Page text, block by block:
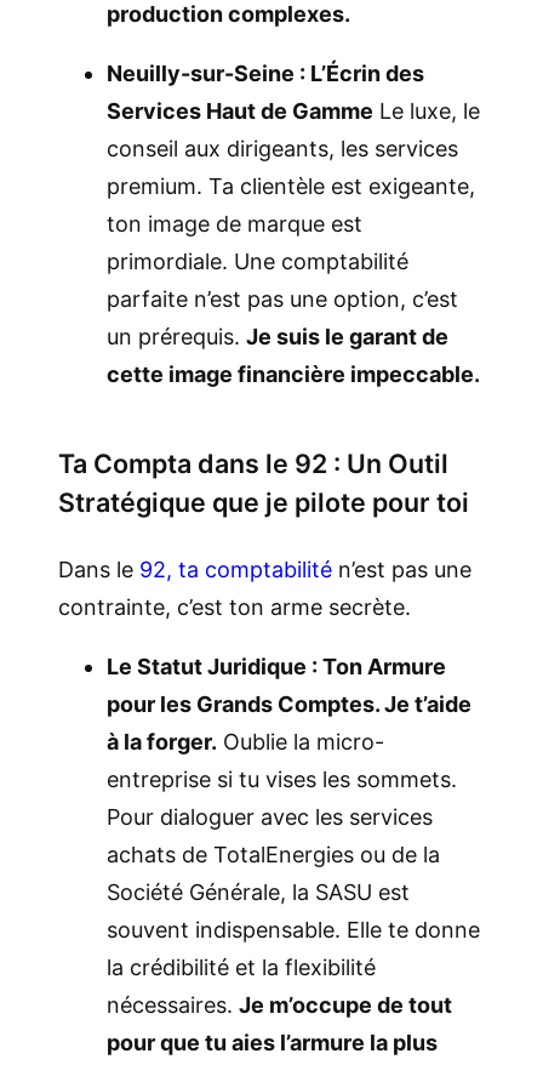
production complexes.
Neuilly-sur-Seine : L’Écrin des
Services Haut de Gamme Le luxe, le
conseil aux dirigeants, les services
premium. Ta clientèle est exigeante,
ton image de marque est
primordiale. Une comptabilité
parfaite n’est pas une option, c’est
un prérequis. Je suis le garant de
cette image financière impeccable.
Ta Compta dans le 92 : Un Outil
Stratégique que je pilote pour toi
Dans le 92, ta comptabilité n’est pas une
contrainte, c’est ton arme secrète.
Le Statut Juridique : Ton Armure
pour les Grands Comptes. Je t’aide
à la forger. Oublie la micro-
entreprise si tu vises les sommets.
Pour dialoguer avec les services
achats de TotalEnergies ou de la
Société Générale, la SASU est
souvent indispensable. Elle te donne
la crédibilité et la flexibilité
nécessaires. Je m’occupe de tout
pour que tu aies l’armure la plus